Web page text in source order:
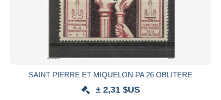
SAINT PIERRE ET MIQUELON PA 26 OBLITERE
± 2,31 $US